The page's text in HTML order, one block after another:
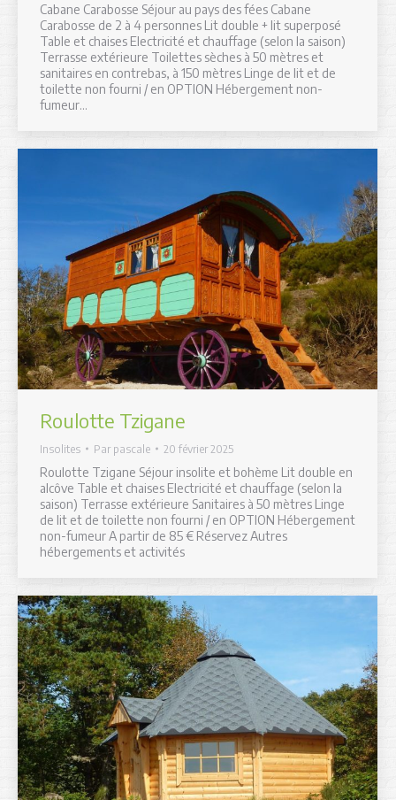
Cabane Carabosse Séjour au pays des fées Cabane
Carabosse de 2 à 4 personnes Lit double + lit superposé
Table et chaises Electricité et chauffage (selon la saison)
Terrasse extérieure Toilettes sèches à 50 mètres et
sanitaires en contrebas, à 150 mètres Linge de lit et de
toilette non fourni / en OPTION Hébergement non-
fumeur…
Roulotte Tzigane
Insolites Par pascale 20 février 2025
Roulotte Tzigane Séjour insolite et bohème Lit double en
alcôve Table et chaises Electricité et chauffage (selon la
saison) Terrasse extérieure Sanitaires à 50 mètres Linge
de lit et de toilette non fourni / en OPTION Hébergement
non-fumeur A partir de 85 € Réservez Autres
hébergements et activités